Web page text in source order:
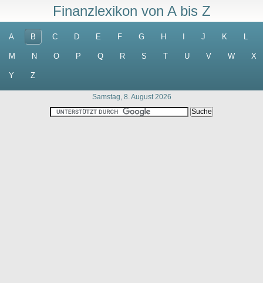
Finanzlexikon von A bis Z
A B C D E F G H J K L
M N O P Q R S T U V W X
Y Z
Samstag, 8. August 2026